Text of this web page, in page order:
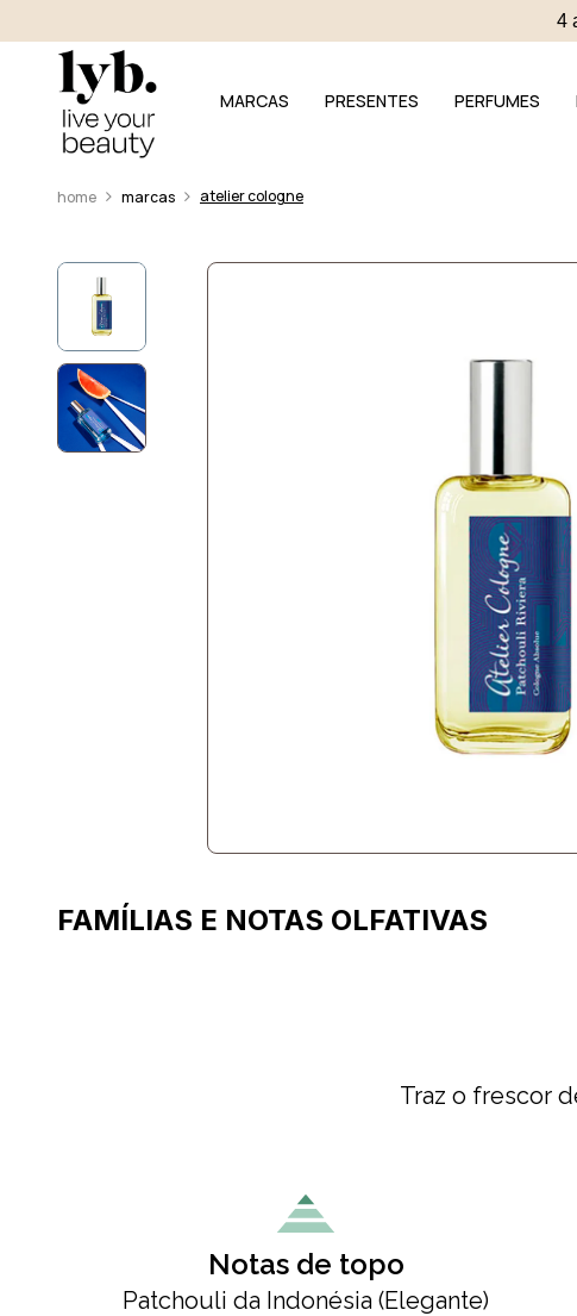
4
MARCAS PRESENTES PERFUMES
marcas atelier cologne
FAMÍLIAS E NOTAS OLFATIVAS
Traz o frescor
Notas de topo
Patchouli da Indonésia (Elegante)